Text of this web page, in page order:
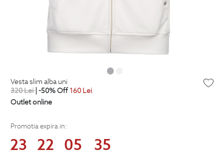
vesta slim alba uni
320Lei| -50% Off 160 Lei
Outlet online
Promotia expira in:
23 22 05 34